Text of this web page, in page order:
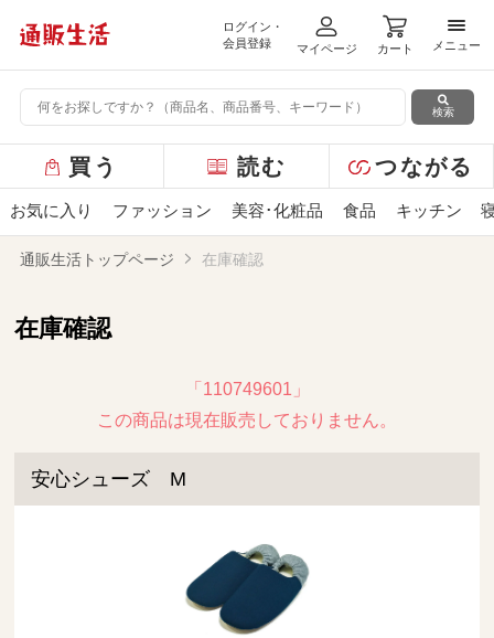
ログイン・
会員登録
マイページ カート
メニ
メニュー
検索
ー
バ
ュ
買う 読む つながる
お気に入り ファッション 美容･化粧品 食品 キッチン
通販生活トップページ 在庫確認
在庫確認
「110749601」
この商品は現在販売しておりません。
安心シューズ M